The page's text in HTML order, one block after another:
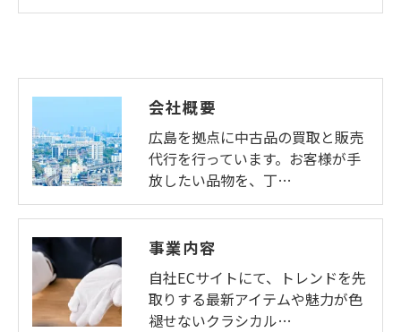
会社概要
広島を拠点に中古品の買取と販売
代行を行っています。お客様が手
放したい品物を、丁…
事業内容
自社ECサイトにて、トレンドを先
取りする最新アイテムや魅力が色
褪せないクラシカル…